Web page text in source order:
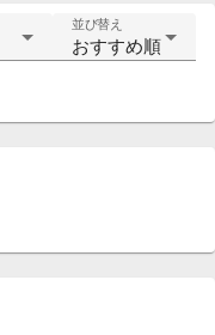
並び替え
おすすめ順